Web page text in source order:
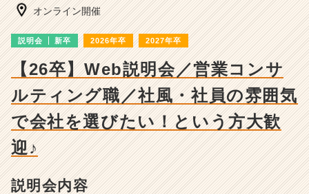
企
業
か
ら
ス
カ
ウ
オンライン開催
説明会 新卒 2026年卒 2027年卒
【26卒】Web説明会／営業コンサ
ルティング職／社風・社員の雰囲気
で会社を選びたい！という方大歓
迎♪
説明会内容